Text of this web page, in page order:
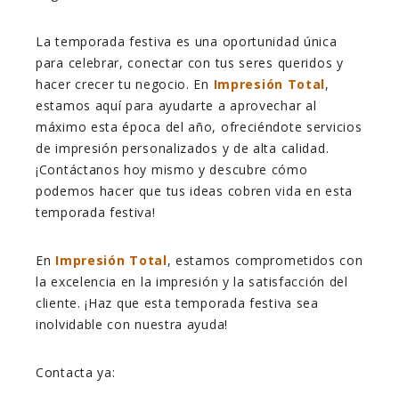
La temporada festiva es una oportunidad única
para celebrar, conectar con tus seres queridos y
hacer crecer tu negocio. En Impresión Total,
estamos aquí para ayudarte a aprovechar al
máximo esta época del año, ofreciéndote servicios
de impresión personalizados y de alta calidad.
¡Contáctanos hoy mismo y descubre cómo
podemos hacer que tus ideas cobren vida en esta
temporada festiva!
En Impresión Total, estamos comprometidos con
la excelencia en la impresión y la satisfacción del
cliente. ¡Haz que esta temporada festiva sea
inolvidable con nuestra ayuda!
Contacta ya: